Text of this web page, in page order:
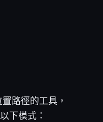
路徑的工具，
下模式：